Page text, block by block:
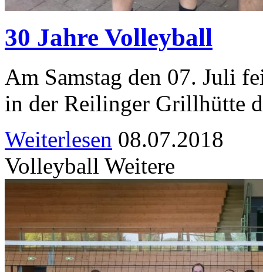
30 Jahre Volleyball
Am Samstag den 07. Juli
in der Reilinger Grillhütte
Weiterlesen 08.07.2018
Volleyball Weitere